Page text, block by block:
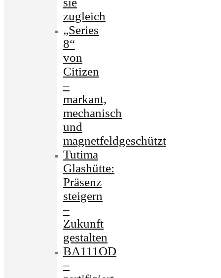
zugleich
„Series
8“
von
Citizen
–
markant,
mechanisch
und
magnetfeldgeschützt
Tutima
Glashütte:
Präsenz
steigern
–
Zukunft
gestalten
BA111OD
–